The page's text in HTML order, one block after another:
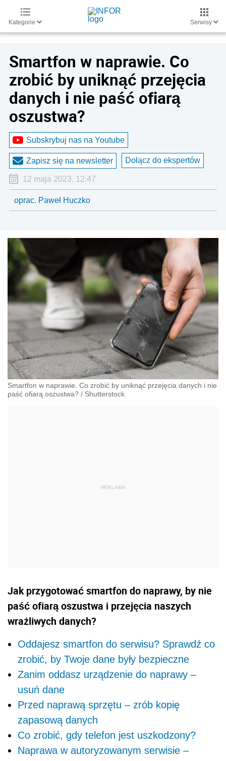
Kategorie Serwisy
Smartfon w naprawie. Co
zrobić by uniknąć przejęcia
danych i nie paść ofiarą
oszustwa?
Subskrybuj nas na Youtube
Zapisz się na newsletter Dołącz do ekspertów
12 maja 2023, 12:47
oprac. Paweł Huczko
Smartfon w naprawie. Co zrobić by uniknąć przejęcia danych i nie
paść ofiarą oszustwa? / Shutterstock
Jak przygotować smartfon do naprawy, by nie
paść ofiarą oszustwa i przejęcia naszych
wrażliwych danych?
Oddajesz smartfon do serwisu? Sprawdź co
zrobić, by Twoje dane były bezpieczne
Zanim oddasz urządzenie do naprawy –
usuń dane
Przed naprawą sprzętu – zrób kopię
zapasową danych
Co zrobić, gdy telefon jest uszkodzony?
Naprawa w autoryzowanym serwisie –